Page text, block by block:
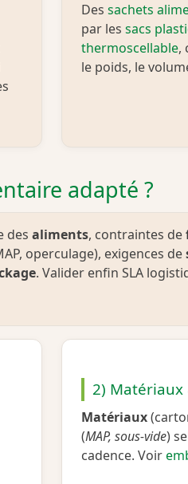
Des sachets
par les sacs
thermoscellable,
le poids, le
adapté ?
des aliments, contraintes de
operculage), exigences de
. Valider enfin SLA
2) Matériaux
Matériaux
(MAP, sous‑vide)
cadence. Voir